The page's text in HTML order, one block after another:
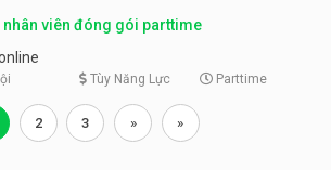
nhân viên đóng gói parttime
Tùy Năng Lực Parttime
2 3 » »